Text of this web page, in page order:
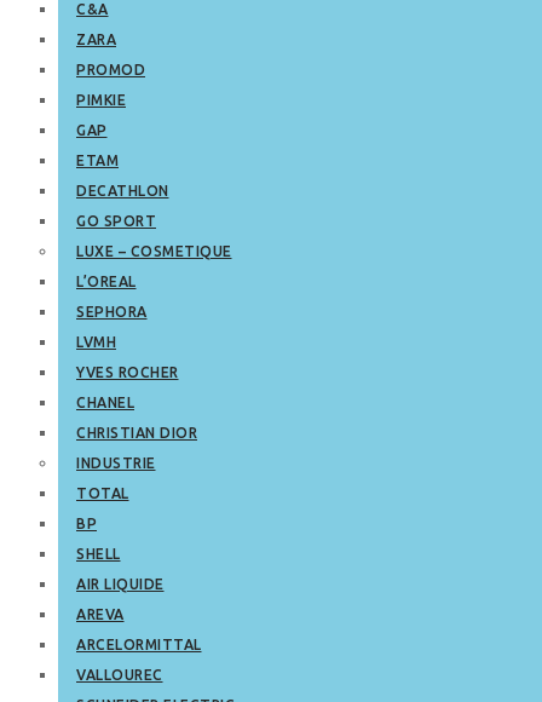
C&A
ZARA
PROMOD
PIMKIE
GAP
ETAM
DECATHLON
GO SPORT
LUXE – COSMETIQUE
L’OREAL
SEPHORA
LVMH
YVES ROCHER
CHANEL
CHRISTIAN DIOR
INDUSTRIE
TOTAL
BP
SHELL
AIR LIQUIDE
AREVA
ARCELORMITTAL
VALLOUREC